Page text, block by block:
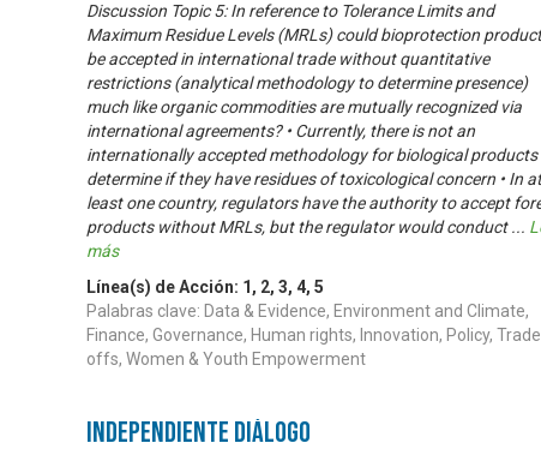
Discussion Topic 5: In reference to Tolerance Limits and
Maximum Residue Levels (MRLs) could bioprotection
be accepted in international trade without quantitative
restrictions (analytical methodology to determine presence)
much like organic commodities are mutually recognized via
international agreements? • Currently, there is not an
internationally accepted methodology for biological products
determine if they have residues of toxicological concern • In at
least one country, regulators have the authority to accept
products without MRLs, but the regulator would conduct...
más
Línea(s) de Acción: 1 , 2, 3, 4, 5
Palabras clave: Data & Evidence, Environment and Climate,
Finance, Governance, Human rights, Innovation, Policy,
offs, Women & Youth Empowerment
Independiente Diálogo